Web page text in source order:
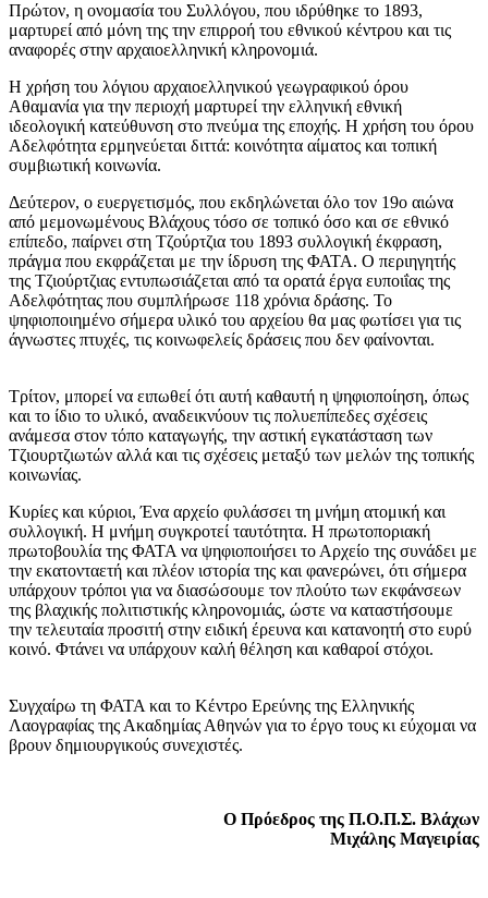
Πρώτον, η ονομασία του Συλλόγου, που ιδρύθηκε το 1893,
μαρτυρεί από μόνη της την επιρροή του εθνικού κέντρου και τις
αναφορές στην αρχαιοελληνική κληρονομιά.
Η χρήση του λόγιου αρχαιοελληνικού γεωγραφικού όρου
Αθαμανία για την περιοχή μαρτυρεί την ελληνική εθνική
ιδεολογική κατεύθυνση στο πνεύμα της εποχής. Η χρήση του όρου
Αδελφότητα ερμηνεύεται διττά: κοινότητα αίματος και τοπική
συμβιωτική κοινωνία.
Δεύτερον, ο ευεργετισμός, που εκδηλώνεται όλο τον 19ο αιώνα
από μεμονωμένους Βλάχους τόσο σε τοπικό όσο και σε εθνικό
επίπεδο, παίρνει στη Τζούρτζια του 1893 συλλογική έκφραση,
πράγμα που εκφράζεται με την ίδρυση της ΦΑΤΑ. Ο περιηγητής
της Τζιούρτζιας εντυπωσιάζεται από τα ορατά έργα ευποιΐας της
Αδελφότητας που συμπλήρωσε 118 χρόνια δράσης. Το
ψηφιοποιημένο σήμερα υλικό του αρχείου θα μας φωτίσει για τις
άγνωστες πτυχές, τις κοινωφελείς δράσεις που δεν φαίνονται.
Τρίτον, μπορεί να ειπωθεί ότι αυτή καθαυτή η ψηφιοποίηση, όπως
και το ίδιο το υλικό, αναδεικνύουν τις πολυεπίπεδες σχέσεις
ανάμεσα στον τόπο καταγωγής, την αστική εγκατάσταση των
Τζιουρτζιωτών αλλά και τις σχέσεις μεταξύ των μελών της τοπικής
κοινωνίας.
Κυρίες και κύριοι, Ένα αρχείο φυλάσσει τη μνήμη ατομική και
συλλογική. Η μνήμη συγκροτεί ταυτότητα. Η πρωτοποριακή
πρωτοβουλία της ΦΑΤΑ να ψηφιοποιήσει το Αρχείο της συνάδει με
την εκατονταετή και πλέον ιστορία της και φανερώνει, ότι σήμερα
υπάρχουν τρόποι για να διασώσουμε τον πλούτο των εκφάνσεων
της βλαχικής πολιτιστικής κληρονομιάς, ώστε να καταστήσουμε
την τελευταία προσιτή στην ειδική έρευνα και κατανοητή στο ευρύ
κοινό. Φτάνει να υπάρχουν καλή θέληση και καθαροί στόχοι.
Συγχαίρω τη ΦΑΤΑ και το Κέντρο Ερεύνης της Ελληνικής
Λαογραφίας της Ακαδημίας Αθηνών για το έργο τους κι εύχομαι να
βρουν δημιουργικούς συνεχιστές.
Ο Πρόεδρος της Π.Ο.Π.Σ. Βλάχων
Μιχάλης Μαγειρίας